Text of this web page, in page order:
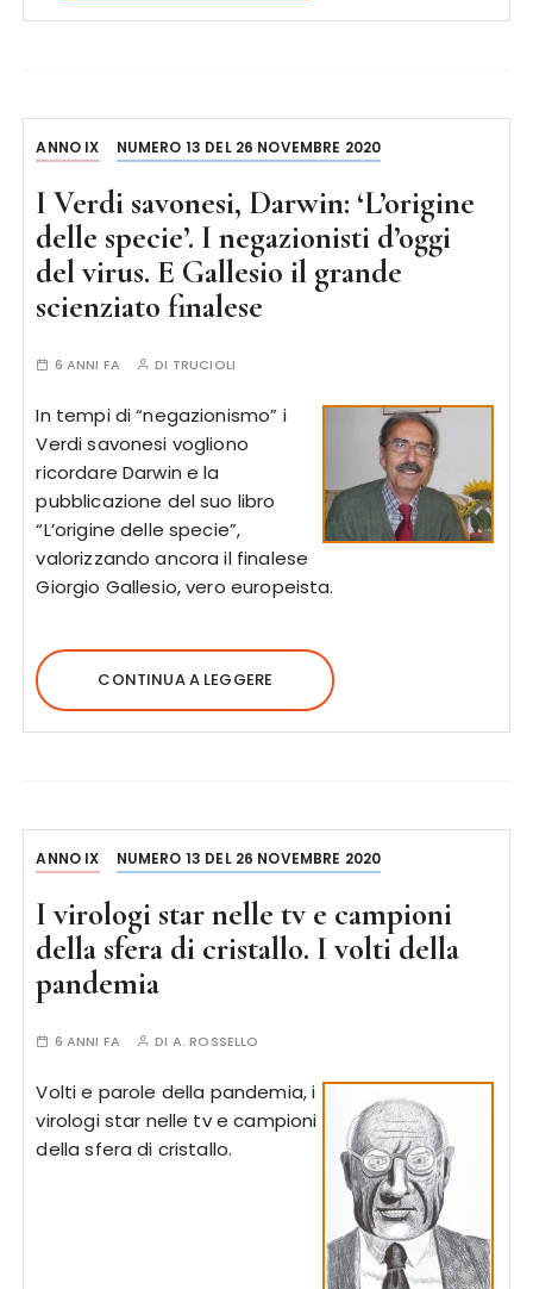
ANNO IX NUMERO 13 DEL 26 NOVEMBRE 2020
I Verdi savonesi, Darwin: ‘L’origine
delle specie’. I negazionisti d’oggi
del virus. E Gallesio il grande
scienziato finalese
6 ANNI FA DI TRUCIOLI
In tempi di “negazionismo” i
Verdi savonesi vogliono
ricordare Darwin e la
pubblicazione del suo libro
“L’origine delle specie”,
valorizzando ancora il finalese
Giorgio Gallesio, vero europeista.
CONTINUA A LEGGERE
ANNO IX NUMERO 13 DEL 26 NOVEMBRE 2020
I virologi star nelle tv e campioni
della sfera di cristallo. I volti della
pandemia
6 ANNI FA DI A. ROSSELLO
Volti e parole della pandemia, i
virologi star nelle tv e campioni
della sfera di cristallo.